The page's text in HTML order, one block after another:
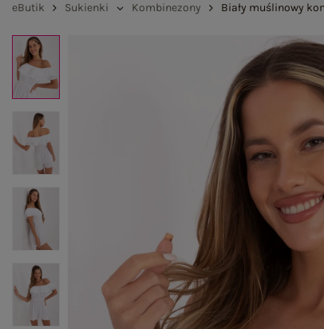
eButik Sukienki Kombinezony Biały muślinowy